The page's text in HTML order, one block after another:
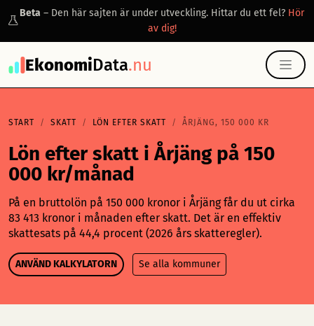
Beta – Den här sajten är under utveckling. Hittar du ett fel? Hör
av dig!
EkonomiData.nu
START SKATT LÖN EFTER SKATT ÅRJÄNG, 150 000 KR
Lön efter skatt i Årjäng på 150
000 kr/månad
På en bruttolön på 150 000 kronor i Årjäng får du ut cirka
83 413 kronor i månaden efter skatt. Det är en effektiv
skattesats på 44,4 procent (2026 års skatteregler).
ANVÄND KALKYLATORN Se alla kommuner